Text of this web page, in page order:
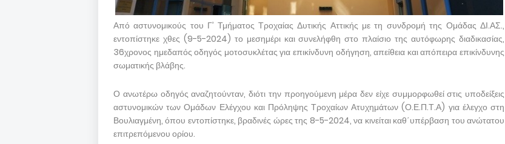
Από αστυνομικούς του Γ’ Τμήματος Τροχαίας Δυτικής Αττικής με τη συνδρομή της Ομάδας ΔΙ.ΑΣ.,
εντοπίστηκε χθες (9-5-2024) το μεσημέρι και συνελήφθη στο πλαίσιο της αυτόφωρης διαδικασίας,
36χρονος ημεδαπός οδηγός μοτοσυκλέτας για επικίνδυνη οδήγηση, απείθεια και απόπειρα επικίνδυνης
σωματικής βλάβης.
Ο ανωτέρω οδηγός αναζητούνταν, διότι την προηγούμενη μέρα δεν είχε συμμορφωθεί στις υποδείξεις
αστυνομικών των Ομάδων Ελέγχου και Πρόληψης Τροχαίων Ατυχημάτων (Ο.Ε.Π.Τ.Α) για έλεγχο στη
Βουλιαγμένη, όπου εντοπίστηκε, βραδινές ώρες της 8-5-2024, να κινείται καθ΄υπέρβαση του ανώτατου
επιτρεπόμενου ορίου.